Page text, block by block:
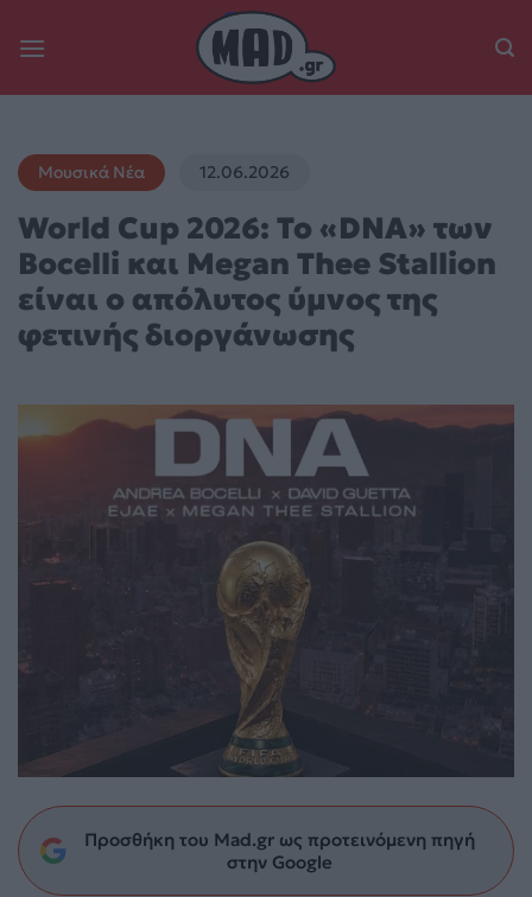
Μουσικά Νέα 12.06.2026
World Cup 2026: Το «DNA» των
Bocelli και Megan Thee Stallion
είναι ο απόλυτος ύμνος της
φετινής διοργάνωσης
Προσθήκη του Mad.gr ως προτεινόμενη πηγή
στην Google